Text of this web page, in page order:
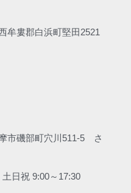
牟婁郡白浜町堅田2521
市磯部町穴川511-5　さ
日祝 9:00～17:30